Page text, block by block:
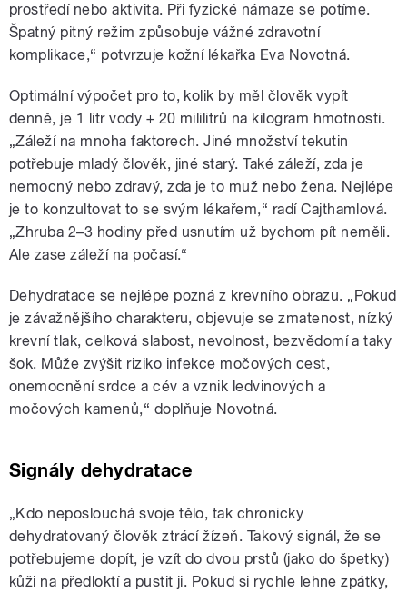
prostředí nebo aktivita. Při fyzické námaze se potíme.
Špatný pitný režim způsobuje vážné zdravotní
komplikace,“ potvrzuje kožní lékařka Eva Novotná.
Optimální výpočet pro to, kolik by měl člověk vypít
denně, je 1 litr vody + 20 mililitrů na kilogram hmotnosti.
„Záleží na mnoha faktorech. Jiné množství tekutin
potřebuje mladý člověk, jiné starý. Také záleží, zda je
nemocný nebo zdravý, zda je to muž nebo žena. Nejlépe
je to konzultovat to se svým lékařem,“ radí Cajthamlová.
„Zhruba 2–3 hodiny před usnutím už bychom pít neměli.
Ale zase záleží na počasí.“
Dehydratace se nejlépe pozná z krevního obrazu. „Pokud
je závažnějšího charakteru, objevuje se zmatenost, nízký
krevní tlak, celková slabost, nevolnost, bezvědomí a taky
šok. Může zvýšit riziko infekce močových cest,
onemocnění srdce a cév a vznik ledvinových a
močových kamenů,“ doplňuje Novotná.
Signály dehydratace
„Kdo neposlouchá svoje tělo, tak chronicky
dehydratovaný člověk ztrácí žízeň. Takový signál, že se
potřebujeme dopít, je vzít do dvou prstů (jako do špetky)
kůži na předloktí a pustit ji. Pokud si rychle lehne zpátky,